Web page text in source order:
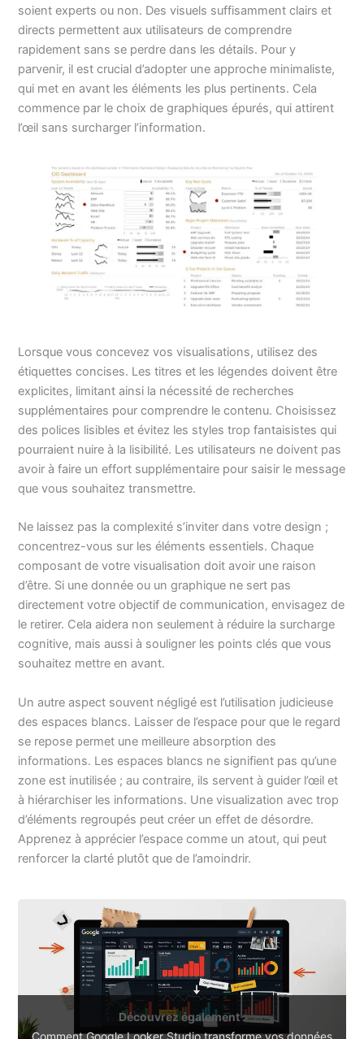
soient experts ou non. Des visuels suffisamment clairs et
directs permettent aux utilisateurs de comprendre
rapidement sans se perdre dans les détails. Pour y
parvenir, il est crucial d’adopter une approche minimaliste,
qui met en avant les éléments les plus pertinents. Cela
commence par le choix de graphiques épurés, qui attirent
l’œil sans surcharger l’information.
Lorsque vous concevez vos visualisations, utilisez des
étiquettes concises. Les titres et les légendes doivent être
explicites, limitant ainsi la nécessité de recherches
supplémentaires pour comprendre le contenu. Choisissez
des polices lisibles et évitez les styles trop fantaisistes qui
pourraient nuire à la lisibilité. Les utilisateurs ne doivent pas
avoir à faire un effort supplémentaire pour saisir le message
que vous souhaitez transmettre.
Ne laissez pas la complexité s’inviter dans votre design ;
concentrez-vous sur les éléments essentiels. Chaque
composant de votre visualisation doit avoir une raison
d’être. Si une donnée ou un graphique ne sert pas
directement votre objectif de communication, envisagez de
le retirer. Cela aidera non seulement à réduire la surcharge
cognitive, mais aussi à souligner les points clés que vous
souhaitez mettre en avant.
Un autre aspect souvent négligé est l’utilisation judicieuse
des espaces blancs. Laisser de l’espace pour que le regard
se repose permet une meilleure absorption des
informations. Les espaces blancs ne signifient pas qu’une
zone est inutilisée ; au contraire, ils servent à guider l’œil et
à hiérarchiser les informations. Une visualization avec trop
d’éléments regroupés peut créer un effet de désordre.
Apprenez à apprécier l’espace comme un atout, qui peut
renforcer la clarté plutôt que de l’amoindrir.
Découvrez également :
Comment Google Looker Studio transforme vos données